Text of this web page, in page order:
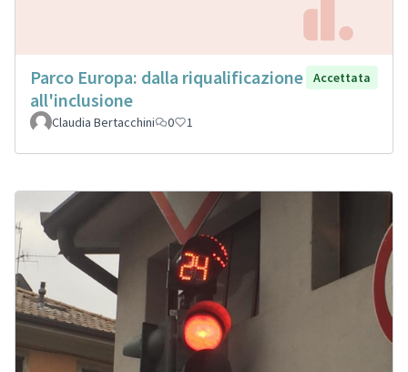
Parco Europa: dalla riqualificazione
all'inclusione
Accettata
Claudia Bertacchini 0 1